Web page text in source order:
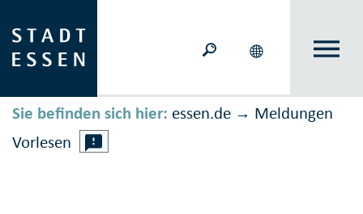
Sie befinden sich hier: essen.de → Meldungen
Vorlesen